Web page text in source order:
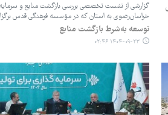
گزارشی از نشست تخصصی بررسی بازگشت منابع و
خراسان‌رضوی به استان که در مؤسسه فرهنگی قدس
توسعه به‌شرط بازگشت منابع
۱۴۰۴-۰۹-۲۳ ۰۲:۴۶